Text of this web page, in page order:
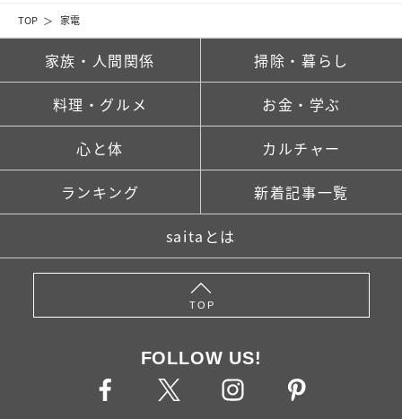
TOP 家電
家族・人間関係 掃除・暮らし
料理・グルメ お金・学ぶ
心と体 カルチャー
ランキング 新着記事一覧
saitaとは
TOP
FOLLOW US!